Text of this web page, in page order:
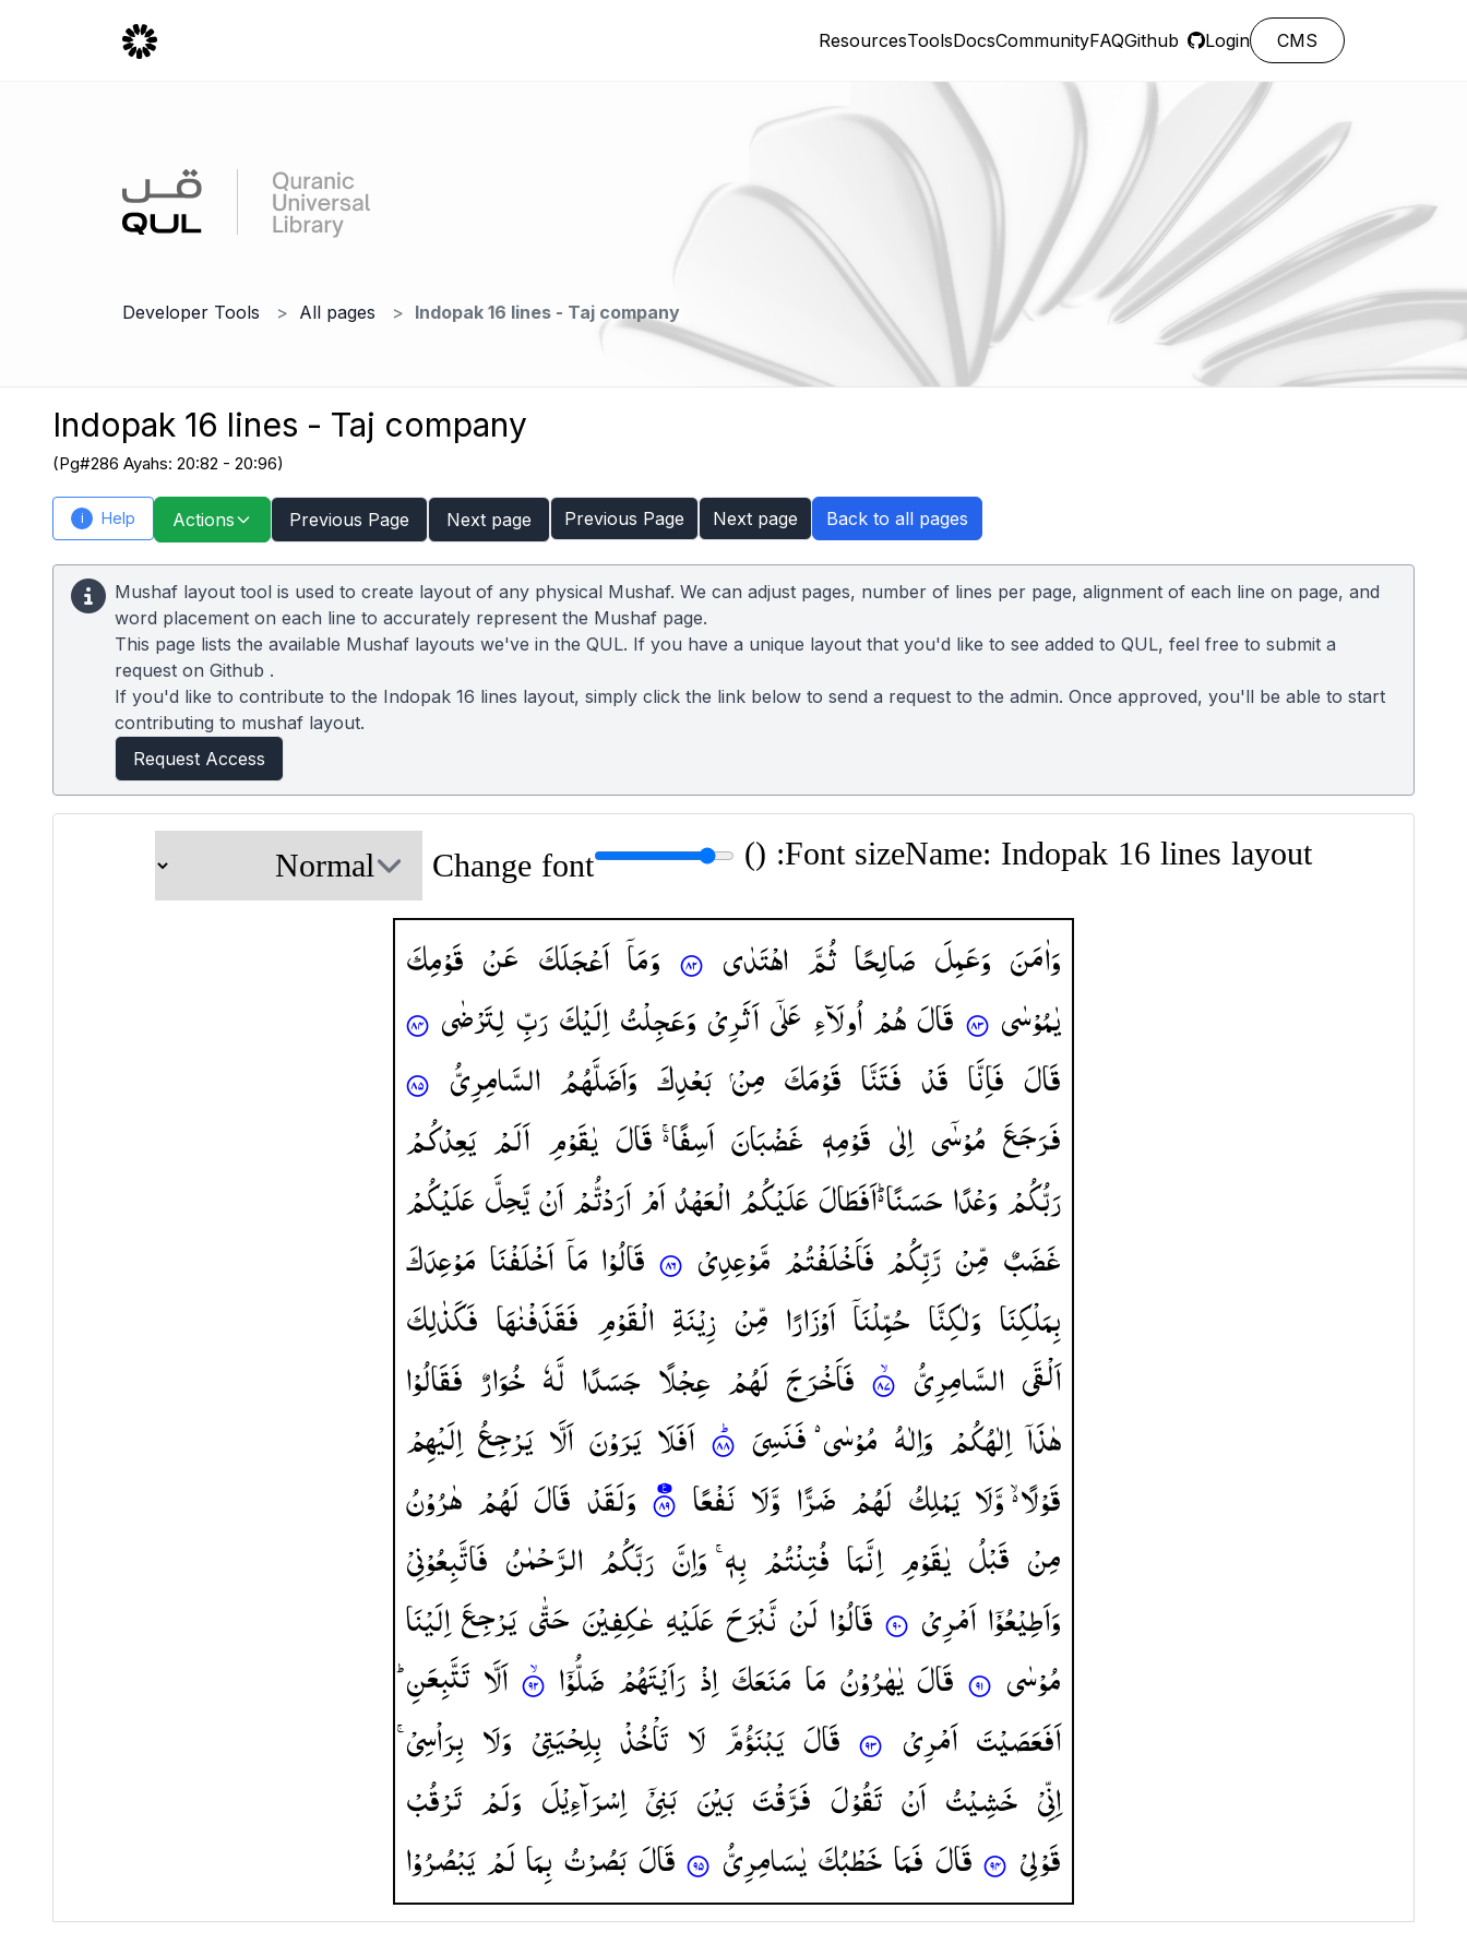
ResourcesToolsDocsCommunityFAQGithub Login CMS
Developer Tools All pages Indopak 16 lines - Taj company
Indopak 16 lines - Taj company
(Pg#286 Ayahs: 20:82 - 20:96)
i Help Actions Previous Page Next page Previous Page Next page Back to all pages
Mushaf layout tool is used to create layout of any physical Mushaf. We can adjust pages, number of lines per page, alignment of each line on page, and
word placement on each line to accurately represent the Mushaf page.
This page lists the available Mushaf layouts we've in the QUL. If you have a unique layout that you'd like to see added to QUL, feel free to submit a
request on Github .
If you'd like to contribute to the Indopak 16 lines layout, simply click the link below to send a request to the admin. Once approved, you'll be able to start
contributing to mushaf layout.
Request Access
Name: Indopak 16 lines layout
Font size: (
)
Change font
وَاٰمَنَ وَعَمِلَ صَالِحًا ثُمَّ اهْتَدٰی وَمَاۤ اَعْجَلَكَ عَنْ قَوْمِكَ
یٰمُوْسٰی
قَالَهُمْاُولَآءِ عَلٰۤیاَثَرِیْوَعَجِلْتُاِلَیْكَرَبِّلِتَرْضٰی
قَالَ فَاِنَّا قَدْ فَتَنَّا قَوْمَكَ مِنْ بَعْدِكَ وَاَضَلَّهُمُ السَّامِرِیُّ
فَرَجَعَ مُوْسٰۤی اِلٰی قَوْمِهٖ غَضْبَانَ اَسِفًا ۚ۬ قَالَ یٰقَوْمِ اَلَمْ یَعِدْكُمْ
رَبُّكُمْوَعْدًاحَسَنًا ؕ۬اَفَطَالَعَلَیْكُمُالْعَهْدُاَمْاَرَدْتُّمْاَنْیَّحِلَّعَلَیْكُمْ
غَضَبٌ مِّنْ رَّبِّكُمْ فَاَخْلَفْتُمْ مَّوْعِدِیْ قَالُوْا مَاۤ اَخْلَفْنَا مَوْعِدَكَ
بِمَلْكِنَا وَلٰكِنَّا حُمِّلْنَاۤ اَوْزَارًا مِّنْ زِیْنَةِ الْقَوْمِ فَقَذَفْنٰهَا فَكَذٰلِكَ
اَلْقَی السَّامِرِیُّ فَاَخْرَجَ لَهُمْ عِجْلًا جَسَدًا لَّهٗ خُوَارٌ فَقَالُوْا
هٰذَاۤ اِلٰهُكُمْ وَاِلٰهُ مُوْسٰی ۬ فَنَسِیَ اَفَلَا یَرَوْنَ اَلَّا یَرْجِعُ اِلَیْهِمْ
قَوْلًا ۙ۬ وَّلَا یَمْلِكُ لَهُمْ ضَرًّا وَّلَا نَفْعًا وَلَقَدْ قَالَ لَهُمْ هٰرُوْنُ
مِنْ قَبْلُ یٰقَوْمِ اِنَّمَا فُتِنْتُمْ بِهٖ ۚ وَاِنَّ رَبَّكُمُ الرَّحْمٰنُ فَاتَّبِعُوْنِیْ
وَاَطِیْعُوْۤااَمْرِیْ قَالُوْالَنْنَّبْرَحَ عَلَیْهِ عٰكِفِیْنَ حَتّٰییَرْجِعَاِلَیْنَا
مُوْسٰی
قَالَ یٰهٰرُوْنُ مَا مَنَعَكَ اِذْ رَاَیْتَهُمْ ضَلُّوْۤا اَلَّا تَتَّبِعَنِ ؕ
اَفَعَصَیْتَ اَمْرِیْ قَالَ یَبْنَؤُمَّ لَا تَاْخُذْ بِلِحْیَتِیْ وَلَا بِرَاْسِیْ ۚ
اِنِّیْ خَشِیْتُ اَنْ تَقُوْلَ فَرَّقْتَ بَیْنَ بَنِیْۤ اِسْرَآءِیْلَ وَلَمْ تَرْقُبْ
قَوْلِیْ
قَالَفَمَاخَطْبُكَیٰسَامِرِیُّ قَالَبَصُرْتُبِمَالَمْیَبْصُرُوْا